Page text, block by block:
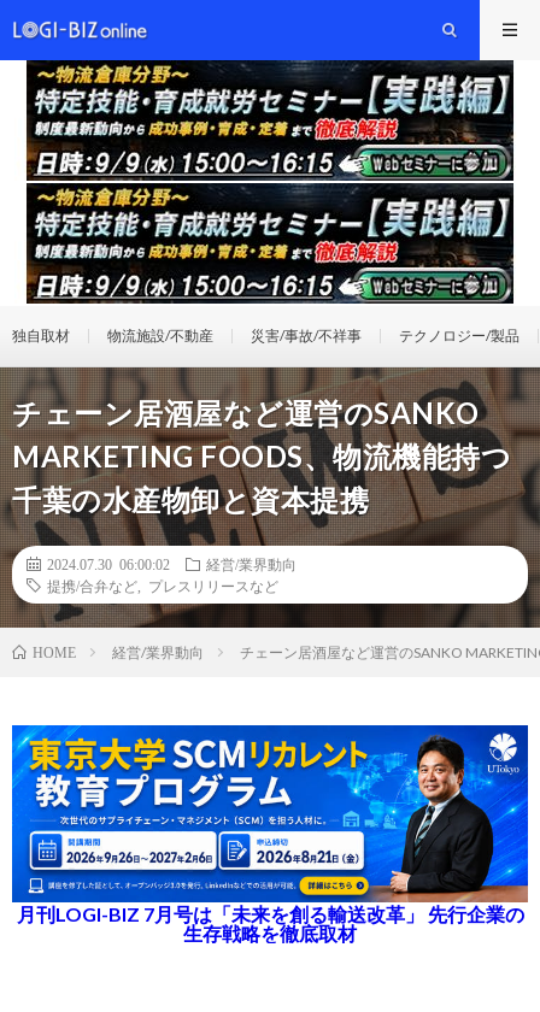
独自取材 物流施設/不動産 災害/事故/不祥事 テクノロジー/製品
チェーン居酒屋など運営のSANKO
MARKETING FOODS、物流機能持つ
千葉の水産物卸と資本提携
2024.07.30 06:00:02
経営/業界動向
提携/合弁など
プレスリリースなど
HOME 経営/業界動向 チェーン居酒屋など運営のSANKO
月刊LOGI-BIZ 7月号は「未来を創る輸送改革」 先行企業の
生存戦略を徹底取材